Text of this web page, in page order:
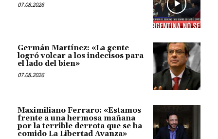
07.08.2026
Germán Martínez: «La gente
logró volcar a los indecisos para
el lado del bien»
07.08.2026
Maximiliano Ferraro: «Estamos
frente a una hermosa mañana
por la terrible derrota que se ha
comido La Libertad Avanza»